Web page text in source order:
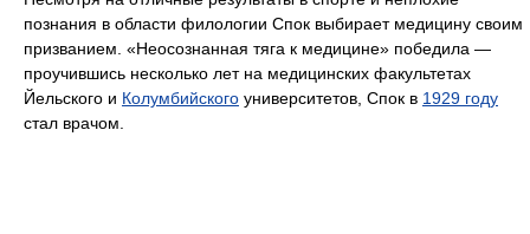
познания в области филологии Спок выбирает медицину своим
призванием. «Неосознанная тяга к медицине» победила —
проучившись несколько лет на медицинских факультетах
Йельского и Колумбийского университетов, Спок в 1929 году
стал врачом.